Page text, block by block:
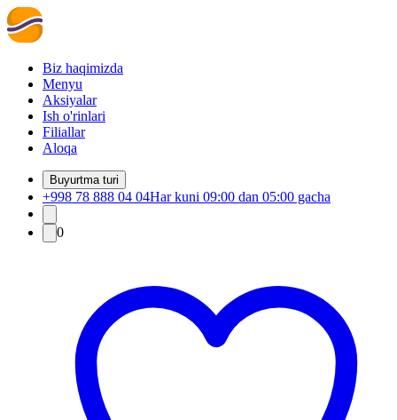
Biz haqimizda
Menyu
Aksiyalar
Ish o'rinlari
Filiallar
Aloqa
Buyurtma turi
+998 78 888 04 04Har kuni 09:00 dan 05:00 gacha
0